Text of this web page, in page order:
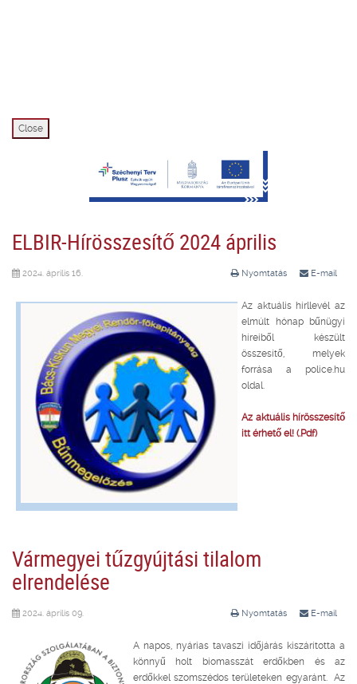
Close
ELBIR-Hírösszesítő 2024 április
Nyomtatás E-mail
2024. április 16.
Az aktuális hírllevél az
elmúlt hónap bűnügyi
híreiből készült
összesítő, melyek
forrása a police.hu
oldal.
Az aktuális hírösszesítő
itt érhető el! (.Pdf)
Vármegyei tűzgyújtási tilalom
elrendelése
Nyomtatás E-mail
2024. április 09.
A napos, nyárias tavaszi időjárás kiszárította a
könnyű holt biomasszát erdőkben és az
erdőkkel szomszédos területeken egyaránt. Az